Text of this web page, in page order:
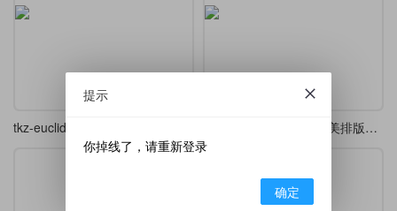
tkz-euclide5.13学习笔记 LaTeX 高考 / 模拟考精美排版模板
提示
你掉线了，请重新登录
确定